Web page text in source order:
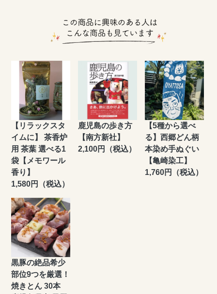
【リラックスタ
イムに】 茶香炉
用 茶葉 選べる1
袋【メモワール
香り】
1,580円（税込）
鹿児島の歩き方
【南方新社】
2,100円（税込）
【5種から選べ
る】西郷どん柄
本染め手ぬぐい
【亀崎染工】
1,760円（税込）
黒豚の絶品希少
部位9つを厳選！
焼きとん 30本